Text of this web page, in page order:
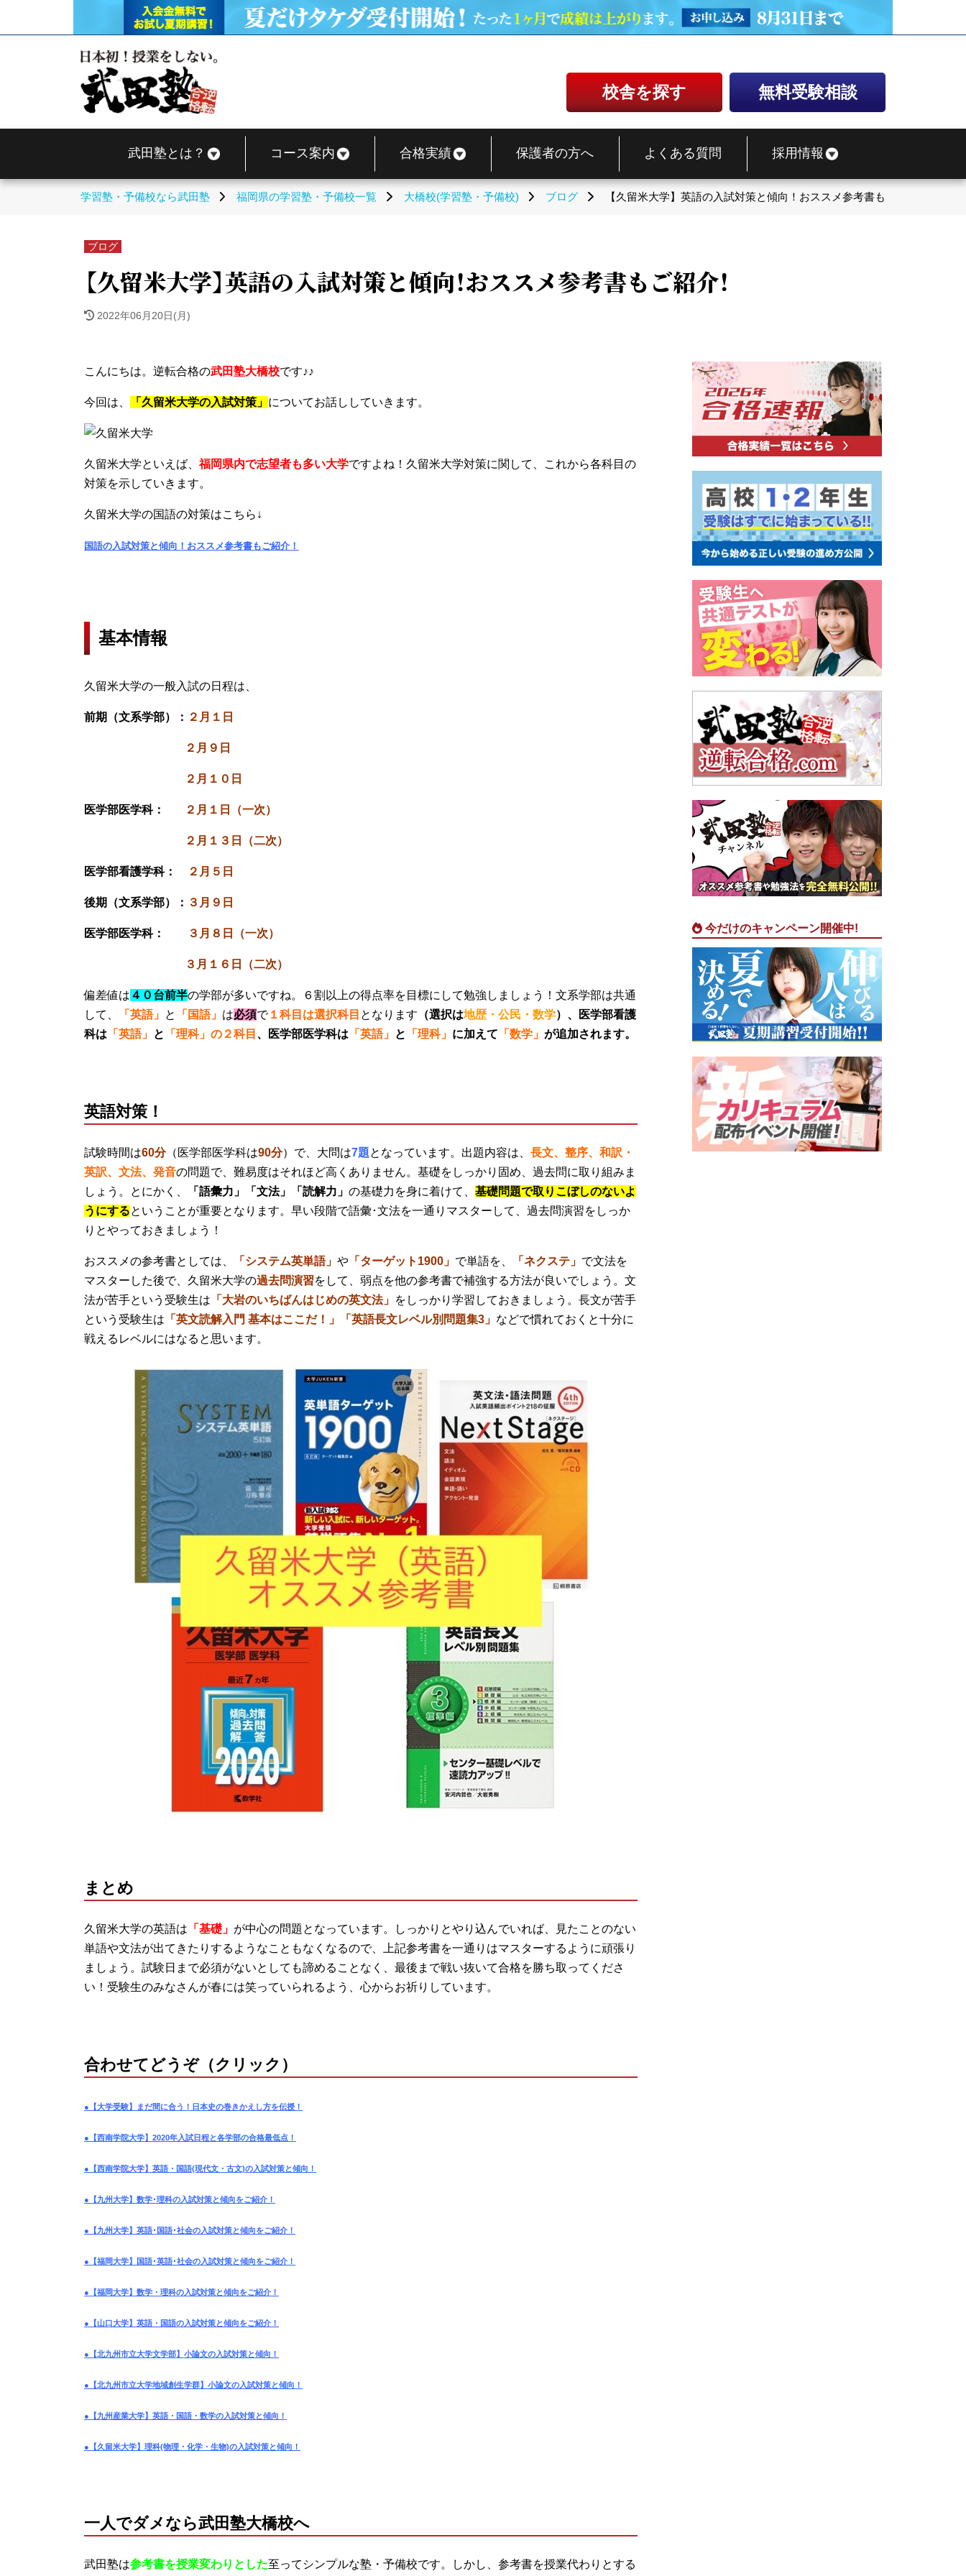
校舎を探す 無料受験相談
武田塾とは？ コース案内 合格実績 保護者の方へ よくある質問 採用情報
学習塾・予備校なら武田塾 福岡県の学習塾・予備校一覧 大橋校(学習塾・予備校) ブログ 【久留米大学】英語の入試対策と傾向！おススメ参考書もご紹介！
ブログ
【久留米大学】英語の入試対策と傾向！おススメ参考書もご紹介！
2022年06月20日(月)
こんにちは。逆転合格の武田塾大橋校です♪♪
今回は、 「久留米大学の入試対策」 についてお話ししていきます。
久留米大学といえば、福岡県内で志望者も多い大学ですよね！久留米大学対策に関して、これから各科目の
対策を示していきます。
久留米大学の国語の対策はこちら↓
国語の入試対策と傾向！おススメ参考書もご紹介！
基本情報
久留米大学の一般入試の日程は、
前期（文系学部）： ２月１日
２月９日
２月１０ 日
医学部医学科： ２月１日（一次）
２月１３日（二次）
医学部看護学科： ２月５日
後期（文系学部）： ３月９日
医学部医学科： ３月８日（一次）
３月１６日（二次）
偏差値は ４０台前半の学部が多いですね。６割以上の得点率を目標にして勉強しましょう！文系学部は共通
して、
「英語」 と 「国語」 は必須で１科目は選択科目 となります （選択は地歴・公民・数学）、
医学部看護
科は 「英語」 と 「理科」の２科目 、 医学部医学科は 「英語」 と 「理科」 に加えて 「数学」 が追加されます。
英語対策！
試験時間は60分（医学部医学科は90分）で、 大問は7題となっています。出題内容は、 長文、整序、和訳・
英訳、文法、発音の問題で、難易度はそれほど高くありません。基礎をしっかり固め、過去問に取り組みま
しょう。とにかく、
「語彙力」「文法」「読解力」 の基礎力を身に着けて、 基礎問題で取りこぼしのないよ
うにするということが重要となります。早い段階で語彙･文法を一通りマスターして、過去問演習をしっか
りとやっておきましょう！
おススメの参考書としては、 「システム英単語」 や 「ターゲット1900」 で単語を、 「ネクステ」 で文法を
マスターした後で、久留米大学の過去問演習をして、弱点を他の参考書で補強する方法が良いでしょう。文
法が苦手という受験生は 「大岩のいちばんはじめの英文法」 をしっかり学習しておきましょう。長文が苦手
という受験生は 「英文読解入門 基本はここだ！」 「 英語長文レベル別問題集3」 などで慣れておくと十分に
戦えるレベルにはなると思います。
まとめ
久留米大学の英語は 「基礎」 が中心の問題となっています。しっかりとやり込んでいれば、見たことのない
単語や文法が出てきたりするようなこともなくなるので、上記参考書を一通りはマスターするように頑張り
ましょう。試験日まで必須がないとしても諦めることなく、最後まで戦い抜いて合格を勝ち取ってくださ
い！受験生のみなさんが春には笑っていられるよう、心からお祈りしています。
合わせてどうぞ（クリック）
●【大学受験】まだ間に合う！日本史の巻きかえし方を伝授！
●【西南学院大学】2020年入試日程と各学部の合格最低点！
●【西南学院大学】英語・国語(現代文・古文)の入試対策と傾向！
●【九州大学】数学･理科の入試対策と傾向をご紹介！
●【九州大学】英語･国語･社会の入試対策と傾向をご紹介！
●【福岡大学】国語･英語･社会の入試対策と傾向をご紹介！
●【福岡大学】数学・理科の入試対策と傾向をご紹介！
●【山口大学】英語・国語の入試対策と傾向をご紹介！
●【北九州市立大学文学部】小論文の入試対策と傾向！
●【北九州市立大学地域創生学群】小論文の入試対策と傾向！
●【九州産業大学】英語・国語・数学の入試対策と傾向！
●【久留米大学】理科(物理・化学・生物)の入試対策と傾向！
一人でダメなら武田塾大橋校へ
武田塾は参考書を授業変わりとした至ってシンプルな塾・予備校です。しかし、参考書を授業代わりとする
今だけのキャンペーン開催中!